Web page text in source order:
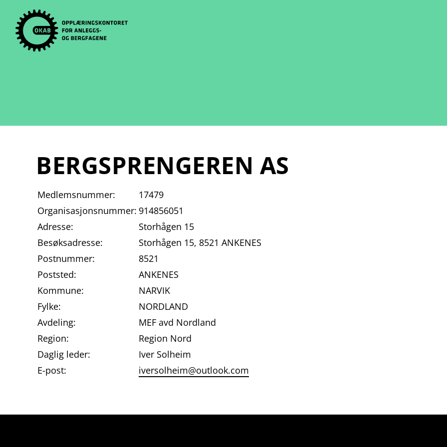
content
BERGSPRENGEREN AS
Medlemsnummer:
17479
Organisasjonsnummer: 914856051
Adresse:
Storhågen 15
Besøksadresse:
Storhågen 15, 8521 ANKENES
Postnummer:
8521
Poststed:
ANKENES
Kommune:
NARVIK
Fylke:
NORDLAND
Avdeling:
MEF avd Nordland
Region:
Region Nord
Daglig leder:
Iver Solheim
E-post:
iversolheim@outlook.com